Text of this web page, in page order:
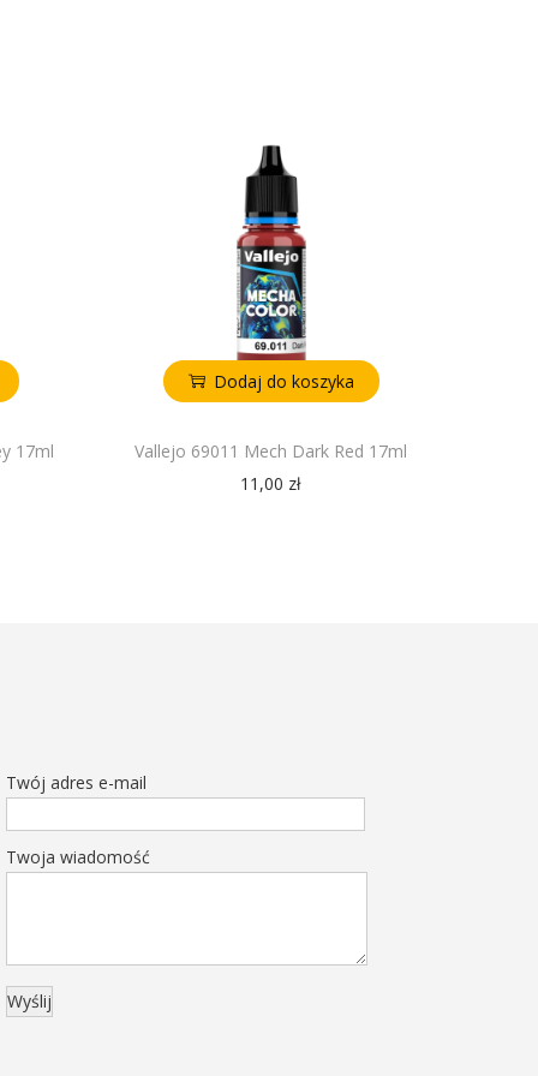
17ml
Dodaj do koszyka
Vallejo 69011 Mech Dark Red 17ml
11,00 zł
Twój adres e-mail
Twoja wiadomość